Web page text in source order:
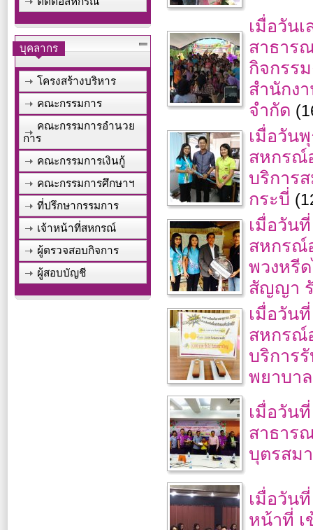
บุคลากร
โครงสร้างบริหาร
คณะกรรมการ
คณะกรรมการอำนวย
การ
คณะกรรมการเงินกู้
คณะกรรมการศึกษาฯ
ที่ปรึกษากรรมการ
เจ้าหน้าที่สหกรณ์
ผู้ตรวจสอบกิจการ
ผู้สอบบัญชี
เมื่อวัน
สาธาร
กิจกรร
สำนักง
จำกัด
เมื่อวัน
สหกรณ์
บริการ
กระบี่
เมื่อวัน
สหกรณ์
พวงหรี
สัญญา
เมื่อวัน
สหกรณ์
บริการ
พยาบา
เมื่อวัน
สาธาร
บุตรสม
เมื่อวัน
หน้าที่ เ